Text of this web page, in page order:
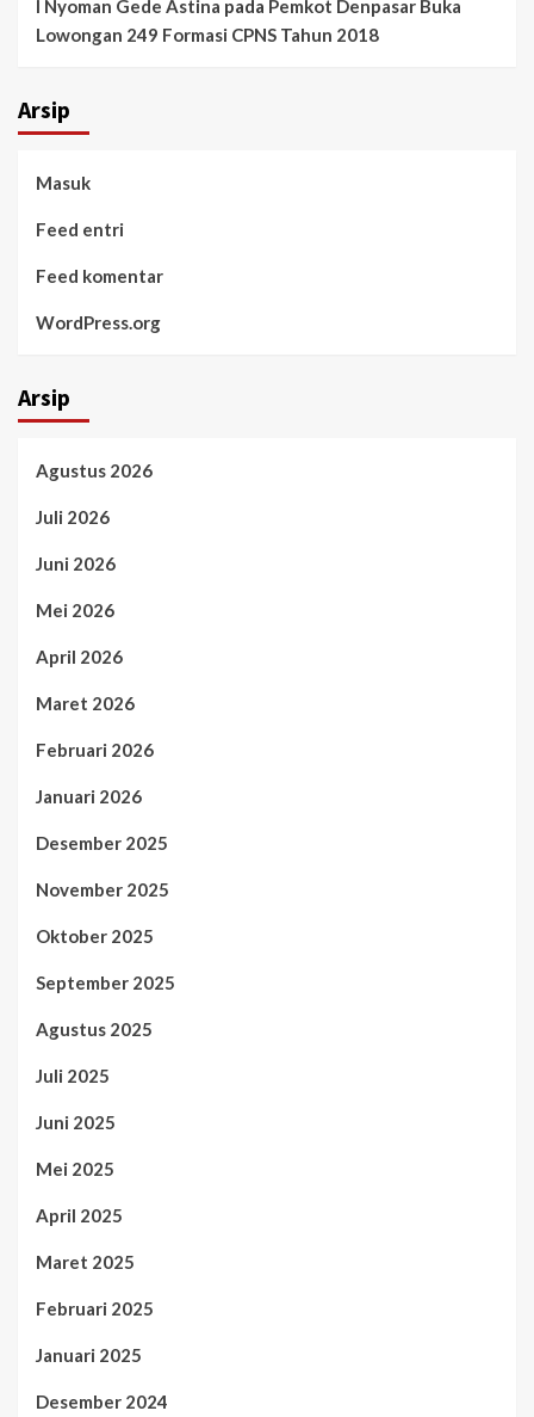
I Nyoman Gede Astina pada Pemkot Denpasar Buka
Lowongan 249 Formasi CPNS Tahun 2018
Arsip
Masuk
Feed entri
Feed komentar
WordPress.org
Arsip
Agustus 2026
Juli 2026
Juni 2026
Mei 2026
April 2026
Maret 2026
Februari 2026
Januari 2026
Desember 2025
November 2025
Oktober 2025
September 2025
Agustus 2025
Juli 2025
Juni 2025
Mei 2025
April 2025
Maret 2025
Februari 2025
Januari 2025
Desember 2024